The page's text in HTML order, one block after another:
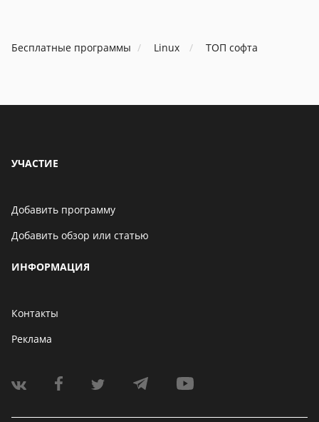
Бесплатные программы Linux ТОП софта
УЧАСТИЕ
Добавить программу
Добавить обзор или статью
ИНФОРМАЦИЯ
Контакты
Реклама